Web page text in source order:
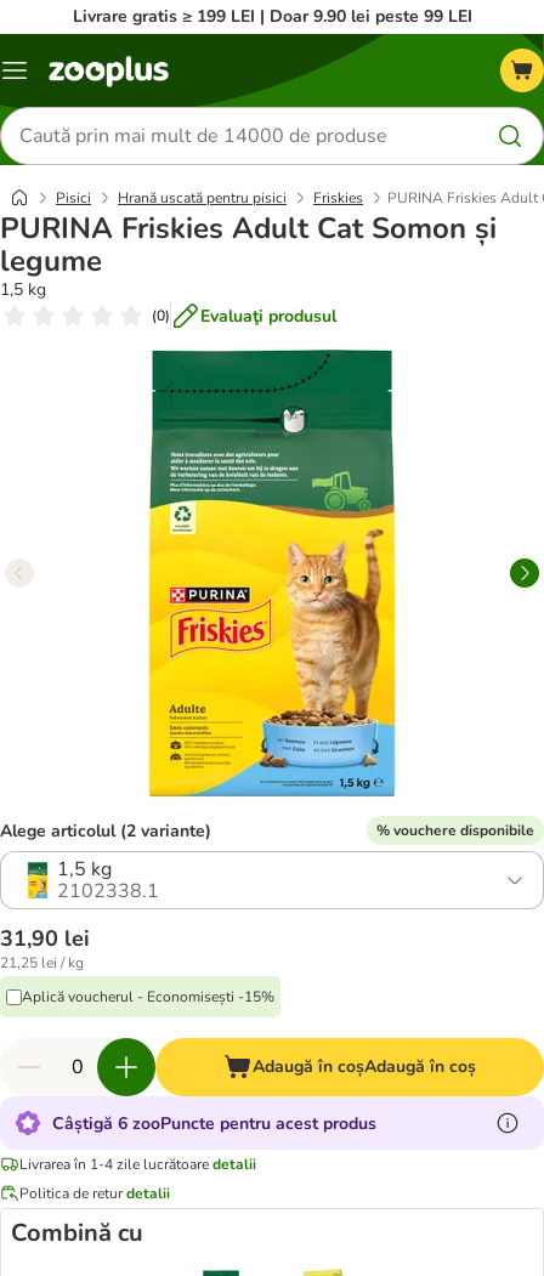
Livrare gratis ≥ 199 LEI | Doar 9.90 lei peste 99 LEI
Categorii
Căutare
produse
Pisici Hrană uscată pentru pisici Friskies PURINA Friskies Adult
PURINA Friskies Adult Cat Somon și
legume
1,5 kg
(0) Evaluaţi produsul
Alege articolul (2 variante) % vouchere disponibile
1,5 kg
2102338.1
31,90 lei
21,25 lei / kg
Aplică voucherul - Economisești -15%
Adaugă în coșAdaugă în coș
Câștigă 6 zooPuncte pentru acest produs
Livrarea în 1-4 zile lucrătoaredetalii
Politica de returdetalii
Combină cu